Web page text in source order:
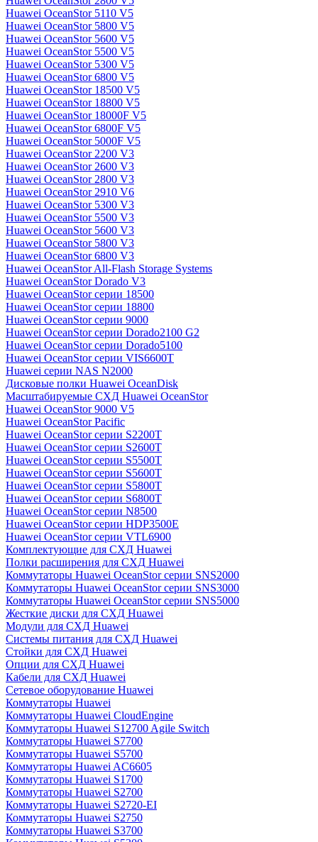
Huawei OceanStor 5110 V5
Huawei OceanStor 5800 V5
Huawei OceanStor 5600 V5
Huawei OceanStor 5500 V5
Huawei OceanStor 5300 V5
Huawei OceanStor 6800 V5
Huawei OceanStor 18500 V5
Huawei OceanStor 18800 V5
Huawei OceanStor 18000F V5
Huawei OceanStor 6800F V5
Huawei OceanStor 5000F V5
Huawei OceanStor 2200 V3
Huawei OceanStor 2600 V3
Huawei OceanStor 2800 V3
Huawei OceanStor 2910 V6
Huawei OceanStor 5300 V3
Huawei OceanStor 5500 V3
Huawei OceanStor 5600 V3
Huawei OceanStor 5800 V3
Huawei OceanStor 6800 V3
Huawei OceanStor All-Flash Storage Systems
Huawei OceanStor Dorado V3
Huawei OceanStor серии 18500
Huawei OceanStor серии 18800
Huawei OceanStor серии 9000
Huawei OceanStor серии Dorado2100 G2
Huawei OceanStor серии Dorado5100
Huawei OceanStor серии VIS6600T
Huawei серии NAS N2000
Дисковые полки Huawei OceanDisk
Масштабируемые СХД Huawei OceanStor
Huawei OceanStor 9000 V5
Huawei OceanStor Pacific
Huawei OceanStor серии S2200T
Huawei OceanStor серии S2600T
Huawei OceanStor серии S5500T
Huawei OceanStor серии S5600T
Huawei OceanStor серии S5800T
Huawei OceanStor серии S6800T
Huawei OceanStor серии N8500
Huawei OceanStor серии HDP3500E
Huawei OceanStor серии VTL6900
Комплектующие для СХД Huawei
Полки расширения для СХД Huawei
Коммутаторы Huawei OceanStor серии SNS2000
Коммутаторы Huawei OceanStor серии SNS3000
Коммутаторы Huawei OceanStor серии SNS5000
Жесткие диски для СХД Huawei
Модули для СХД Huawei
Системы питания для СХД Huawei
Стойки для СХД Huawei
Опции для СХД Huawei
Кабели для СХД Huawei
Сетевое оборудование Huawei
Коммутаторы Huawei
Коммутаторы Huawei CloudEngine
Коммутаторы Huawei S12700 Agile Switch
Коммутаторы Huawei S7700
Коммутаторы Huawei S5700
Коммутаторы Huawei AC6605
Коммутаторы Huawei S1700
Коммутаторы Huawei S2700
Коммутаторы Huawei S2720-EI
Коммутаторы Huawei S2750
Коммутаторы Huawei S3700